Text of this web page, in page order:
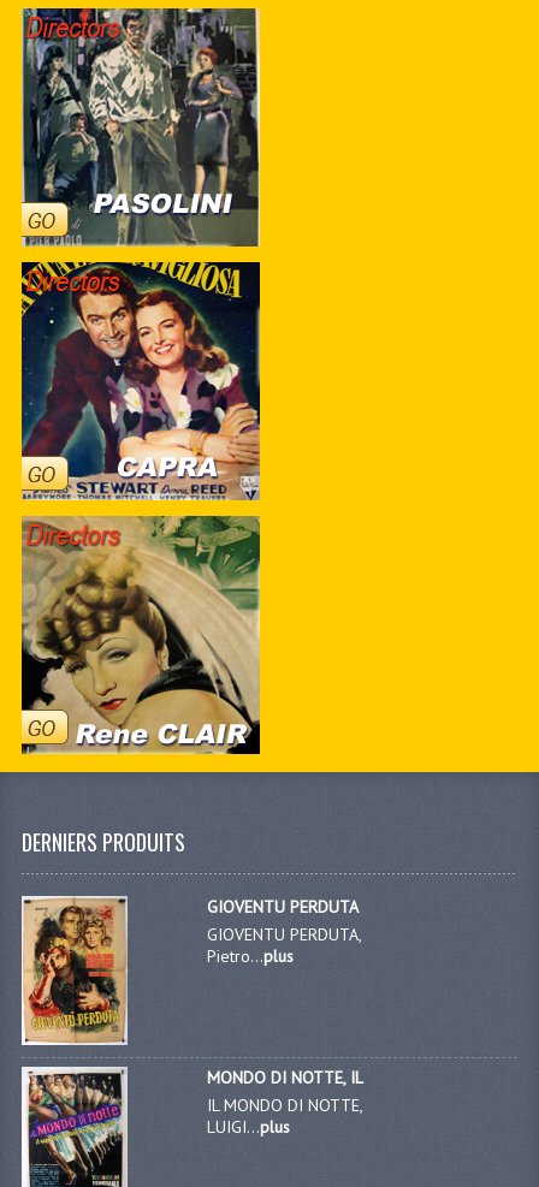
DERNIERS PRODUITS
GIOVENTU PERDUTA
GIOVENTU PERDUTA,
Pietro...plus
MONDO DI NOTTE, IL
IL MONDO DI NOTTE,
LUIGI...plus